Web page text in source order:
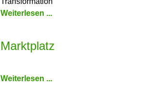
Weiterlesen ...
Marktplatz
Weiterlesen ...